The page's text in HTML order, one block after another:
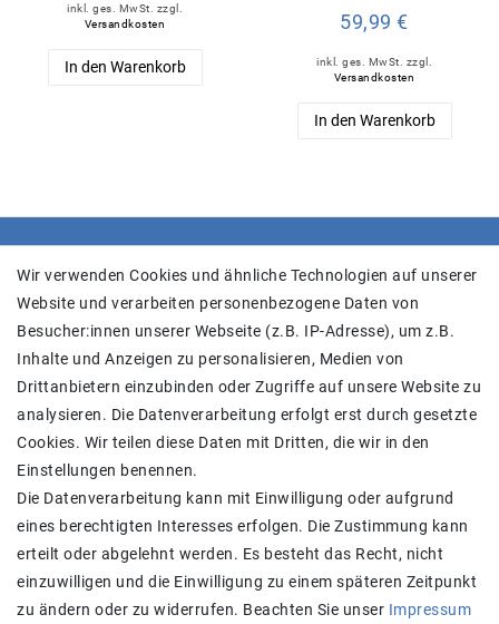
inkl. ges. MwSt.
zzgl.
Versandkosten
In den Warenkorb
59,99 €
inkl. ges. MwSt.
zzgl.
Versandkosten
In den Warenkorb
SHOP
Versand
Widerrufs­recht
Widerrufs­formular
Impressum
Daten­schutz­erklärung
AGB
Kontakt
Zahlung und Versand
Wir verwenden Cookies und ähnliche Technologien auf unserer
Website und verarbeiten personenbezogene Daten von
Besucher:innen unserer Webseite (z.B. IP-Adresse), um z.B.
Inhalte und Anzeigen zu personalisieren, Medien von
Drittanbietern einzubinden oder Zugriffe auf unsere Website zu
analysieren. Die Datenverarbeitung erfolgt erst durch gesetzte
Cookies. Wir teilen diese Daten mit Dritten, die wir in den
Einstellungen benennen.
Die Datenverarbeitung kann mit Einwilligung oder aufgrund
eines berechtigten Interesses erfolgen. Die Zustimmung kann
erteilt oder abgelehnt werden. Es besteht das Recht, nicht
einzuwilligen und die Einwilligung zu einem späteren Zeitpunkt
zu ändern oder zu widerrufen. Beachten Sie unser Impressum